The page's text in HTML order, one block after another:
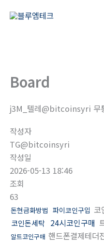
Board
j3M_텔레@bitcoinsyri 무
작성자
TG@bitcoinsyri
작성일
2026-05-13 18:46
조회
63
돈현금화방법 파이코인구입 코
코인돈세탁 24시코인구매
알트코인구매 핸드폰결제테더